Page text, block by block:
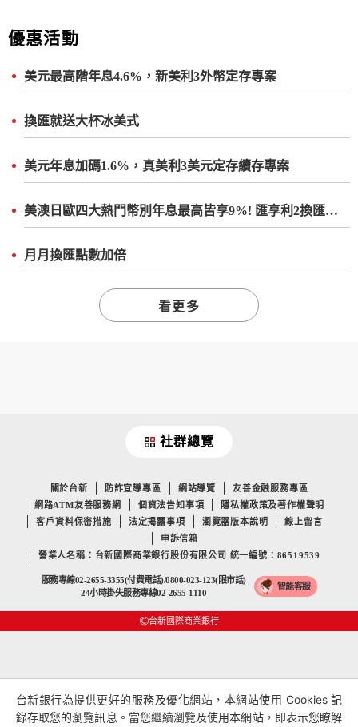
優惠活動
美元最高階年息4.6%，新美利3外幣定存專案
換匯就送大杯冰美式
美元年息加碼1.6%，真美利3美元定存續存專案
美澳日歐四大熱門幣別年息最高皆享9%! 匯享利2換匯外幣定存專案
月月換匯點數加倍
看更多
社群總覽
關於台新 防詐宣導專區 網站導覽
友善金融服務專區
網路ATM友善服務網
個資法告知事項
隱私權政策及著作權聲明
客戶資料保密措施
法定揭露事項 瀏覽器版本說明
線上留言
申訴信箱
營業人名稱：台新國際商業銀行股份有限公司 統一編號：86519539
服務專線02-2655-3355(付費電話)/0800-023-123(限市話)
24小時掛失服務專線02-2655-1110
智能客服
台新國際商業銀行
台新銀行為提供更好的服務及優化網站，本網站使用 Cookies 記
錄存取您的瀏覽訊息。當您繼續瀏覽及使用本網站，即表示您瞭解